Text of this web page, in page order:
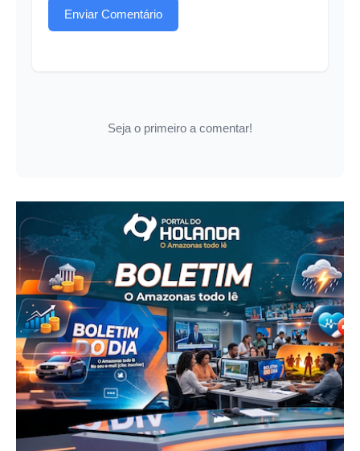
Enviar Comentário
Seja o primeiro a comentar!